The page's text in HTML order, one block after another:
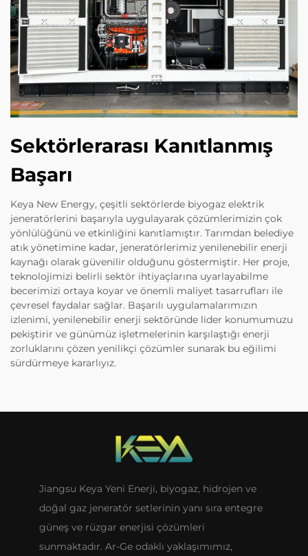
Sektörlerarası Kanıtlanmış
Başarı
Keya New Energy, çeşitli sektörlerde biyogaz elektrik
jeneratörlerini başarıyla uygulayarak çözümlerimizin çok
yönlülüğünü ve etkinliğini kanıtlamıştır. Tarımdan belediye
atık yönetimine kadar, jeneratörlerimiz yenilenebilir enerji
kaynağı olarak güvenilir olduğunu göstermiştir. Her proje,
teknolojimizi belirli sektör ihtiyaçlarına uyarlayabilme
becerimizi ortaya koyar ve önemli maliyet tasarrufları ile
çevresel faydalar sağlar. Başarılı uygulamalarımızın
izlenimi, yenilenebilir enerji sektöründe lider konumumuzu
pekiştirir ve günümüz işletmelerinin karşılaştığı enerji
zorluklarını çözen yenilikçi çözümler sunarak bu eğilimi
sürdürmeye kararlıyız.
Jiangsu Keya Yeni Enerji, biyogaz, hidrojen ve
doğal gaz jeneratör setlerinin yanı sıra entegre
güneş ve rüzgar enerjisi çözümleri
sunmaktadır. Ar-Ge odaklı yaklaşımımız,